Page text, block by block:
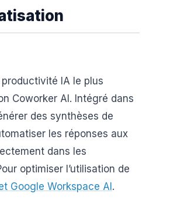
IA le plus
Coworker AI. Intégré dans
des synthèses de
les réponses aux
dans les
optimiser l’utilisation de
Google Workspace AI.